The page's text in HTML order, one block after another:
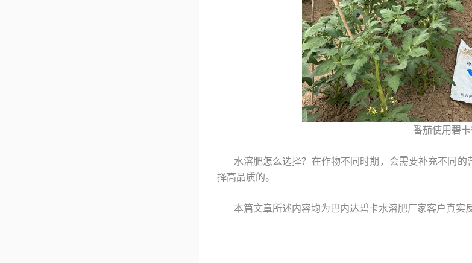
番茄使用碧
水溶肥怎么选择？在作物不同时期，会需要补充不同
择高品质的。
本篇文章所述内容均为巴内达碧卡水溶肥厂家客户真实